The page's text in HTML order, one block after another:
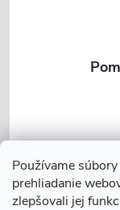
Používame
prehliadanie
zlepšovali jej
Informácie o